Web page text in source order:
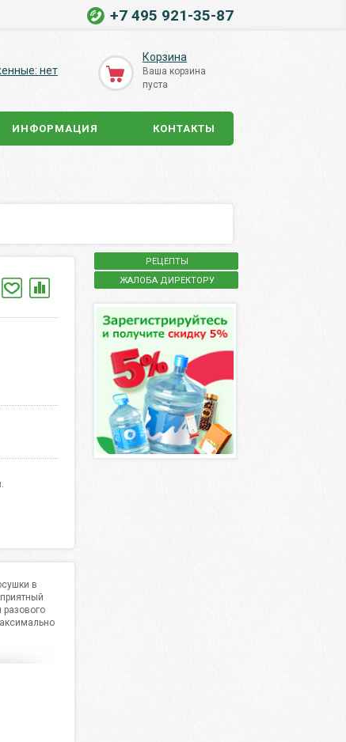
+7 495 921-35-87
нет
Корзина
Ваша корзина
пуста
ИНФОРМАЦИЯ КОНТАКТЫ
в
РЕЦЕПТЫ
ЖАЛОБА ДИРЕКТОРУ